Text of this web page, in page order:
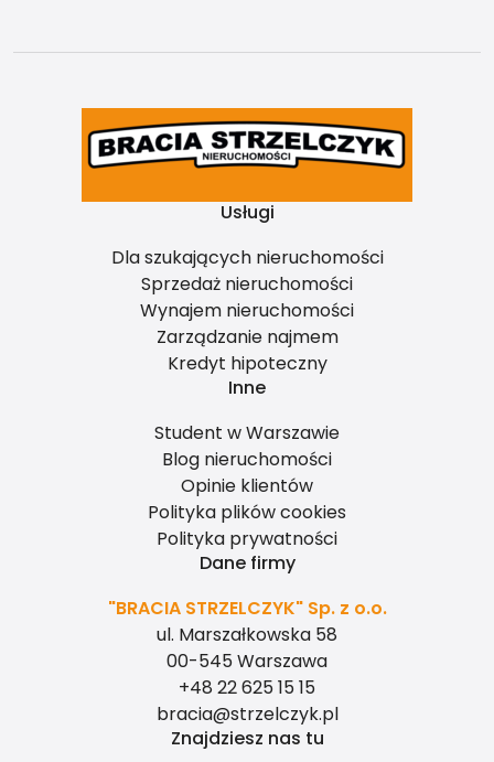
Usługi
Dla szukających nieruchomości
Sprzedaż nieruchomości
Wynajem nieruchomości
Zarządzanie najmem
Kredyt hipoteczny
Inne
Student w Warszawie
Blog nieruchomości
Opinie klientów
Polityka plików cookies
Polityka prywatności
Dane firmy
"BRACIA STRZELCZYK" Sp. z o.o.
ul. Marszałkowska 58
00-545 Warszawa
+48 22 625 15 15
bracia@strzelczyk.pl
Znajdziesz nas tu